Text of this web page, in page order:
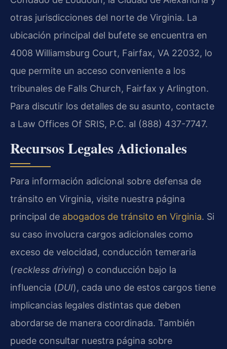
otras jurisdicciones del norte de Virginia. La
ubicación principal del bufete se encuentra en
4008 Williamsburg Court, Fairfax, VA 22032, lo
que permite un acceso conveniente a los
tribunales de Falls Church, Fairfax y Arlington.
Para discutir los detalles de su asunto, contacte
a Law Offices Of SRIS, P.C. al (888) 437-7747.
Recursos Legales Adicionales
Para información adicional sobre defensa de
tránsito en Virginia, visite nuestra página
principal de abogados de tránsito en Virginia. Si
su caso involucra cargos adicionales como
exceso de velocidad, conducción temeraria
(reckless driving) o conducción bajo la
influencia (DUI), cada uno de estos cargos tiene
implicancias legales distintas que deben
abordarse de manera coordinada. También
puede consultar nuestra página sobre